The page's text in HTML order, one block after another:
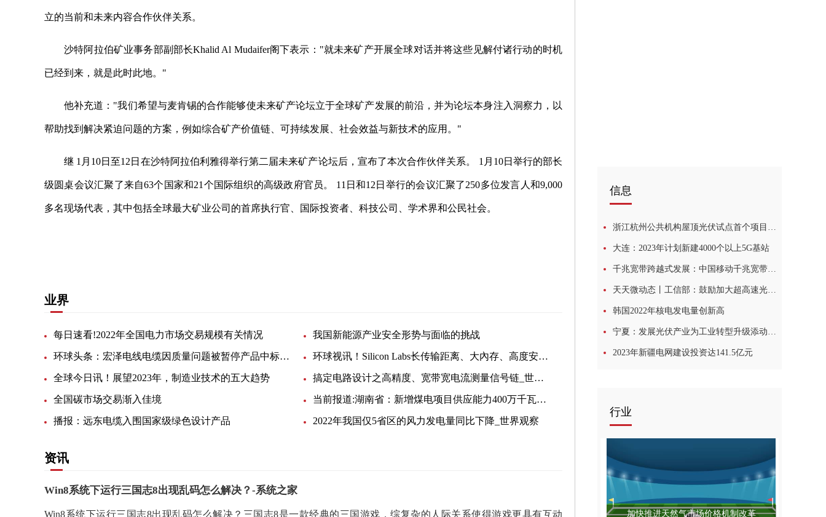
立的当前和未来内容合作伙伴关系。
沙特阿拉伯矿业事务部副部长Khalid Al Mudaifer阁下表示："就未来矿产开展全球对话并将这些见解付诸行动的时机
已经到来，就是此时此地。"
他补充道："我们希望与麦肯锡的合作能够使未来矿产论坛立于全球矿产发展的前沿，并为论坛本身注入洞察力，以
帮助找到解决紧迫问题的方案，例如综合矿产价值链、可持续发展、社会效益与新技术的应用。"
继 1月10日至12日在沙特阿拉伯利雅得举行第二届未来矿产论坛后，宣布了本次合作伙伴关系。 1月10日举行的部长
级圆桌会议汇聚了来自63个国家和21个国际组织的高级政府官员。 11日和12日举行的会议汇聚了250多位发言人和9,000
多名现场代表，其中包括全球最大矿业公司的首席执行官、国际投资者、科技公司、学术界和公民社会。
业界
每日速看!2022年全国电力市场交易规模有关情况 我国新能源产业安全形势与面临的挑战
环球头条：宏泽电线电缆因质量问题被暂停产品中标资格12个月 环球视讯！Silicon Labs长传输距离、大內存、高度安全的FG25 sub-GHz SoC现在全面供货
全球今日讯！展望2023年，制造业技术的五大趋势 搞定电路设计之高精度、宽带宽电流测量信号链_世界微动态
全国碳市场交易渐入佳境 当前报道:湖南省：新增煤电项目供应能力400万千瓦以上
播报：远东电缆入围国家级绿色设计产品 2022年我国仅5省区的风力发电量同比下降_世界观察
资讯
Win8系统下运行三国志8出现乱码怎么解决？-系统之家
Win8系统下运行三国志8出现乱码怎么解决？三国志8是一款经典的三国游戏，综复杂的人际关系使得游戏更具有互动
信息
浙江杭州公共机构屋顶光伏试点首个项目正式并网发电_环球热头条
大连：2023年计划新建4000个以上5G基站
千兆宽带跨越式发展：中国移动千兆宽带网络能力已覆盖超2.6亿家庭
天天微动态丨工信部：鼓励加大超高速光纤传输、下一代光网络技术和无线通信技术等研发投入
韩国2022年核电发电量创新高
宁夏：发展光伏产业为工业转型升级添动能:世界微速讯
2023年新疆电网建设投资达141.5亿元
行业
加快推进天然气市场价格机制改革